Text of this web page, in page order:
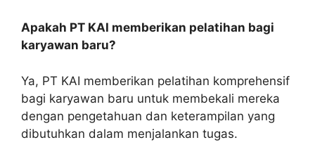
Apakah PT KAI memberikan pelatihan bagi
karyawan baru?
Ya, PT KAI memberikan pelatihan komprehensif
bagi karyawan baru untuk membekali mereka
dengan pengetahuan dan keterampilan yang
dibutuhkan dalam menjalankan tugas.